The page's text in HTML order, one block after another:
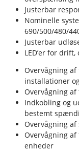
Justerbar
Nominelle
690/500/480/
Justerbar
LED’er for
Overvågning
installationer
Overvågning
Indkobling og
bestemt
Overvågning
Overvågning
enheder